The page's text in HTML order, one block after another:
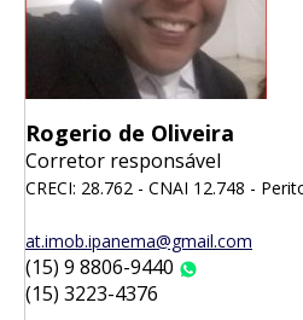
Rogerio de Oliveira
Corretor responsável
CRECI: 28.762 - CNAI 12.748 -
at.imob.ipanema@gmail.com
(15) 9 8806-9440
(15) 3223-4376